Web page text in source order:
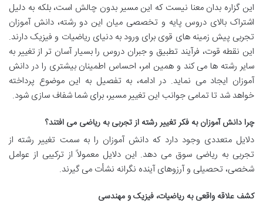
این گزاره بدان معنا نیست که این مسیر بدون چالش است، بلکه به دلیل
اشتراک بالای دروس پایه و تخصصی میان این دو رشته، دانش آموزان
تجربی پیش زمینه های قوی برای ورود به دنیای ریاضیات و فیزیک دارند.
این نقطه قوت، فرآیند تطبیق و جبران دروس را بسیار آسان تر از تغییر به
سایر رشته ها می کند و همین امر، احساس اطمینان بیشتری را در دانش
آموزان ایجاد می نماید. در ادامه، به تفصیل به این موضوع پرداخته
خواهد شد تا تمامی جوانب این تغییر مسیر، برای شما شفاف سازی شود.
چرا دانش آموزان به فکر تغییر رشته از تجربی به ریاضی می افتند؟
دلایل متعددی وجود دارد که دانش آموزان را به سمت تغییر رشته از
تجربی به ریاضی سوق می دهد. این دلایل معمولاً از ترکیبی از عوامل
شخصی، تحصیلی و آرزوهای آینده نگرانه نشأت می گیرند.
کشف علاقه واقعی به ریاضیات، فیزیک و مهندسی